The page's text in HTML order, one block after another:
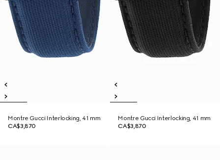
Montre Gucci Interlocking, 41 mm
CA$3,870
Montre Gucci Interlocking, 41 mm
CA$3,870